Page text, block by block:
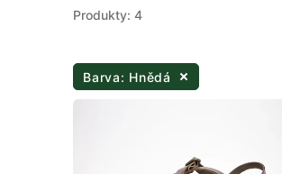
Produkty: 4
Barva: Hnědá